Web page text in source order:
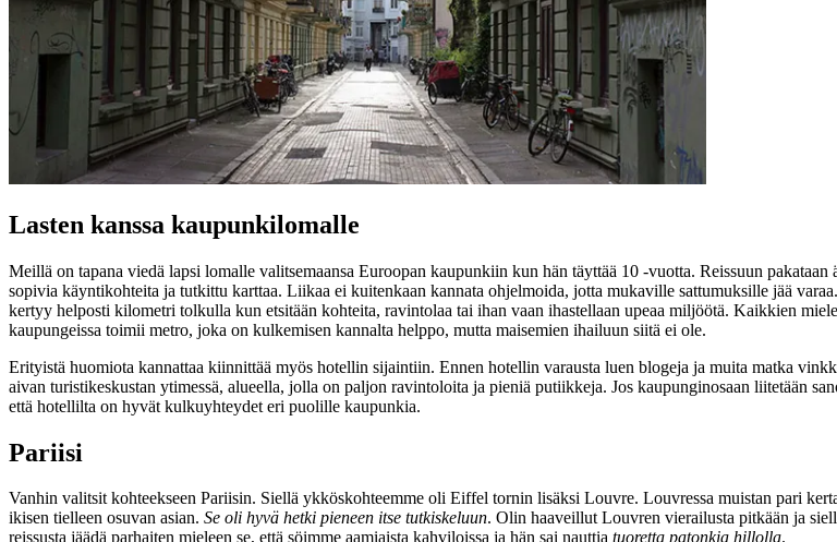
Lasten kanssa kaupunkilomalle
Meillä on tapana viedä lapsi lomalle valitsemaansa Euroopan kaupunkiin kun hän täyttää 10 -vuotta. Reissuun
sopivia käyntikohteita ja tutkittu karttaa. Liikaa ei kuitenkaan kannata ohjelmoida, jotta mukaville sattumuksille jää
kertyy helposti kilometri tolkulla kun etsitään kohteita, ravintolaa tai ihan vaan ihastellaan upeaa miljöötä. Kaikkien
kaupungeissa toimii metro, joka on kulkemisen kannalta helppo, mutta maisemien ihailuun siitä ei ole.
Erityistä huomiota kannattaa kiinnittää myös hotellin sijaintiin. Ennen hotellin varausta luen blogeja ja muita matka
aivan turistikeskustan ytimessä, alueella, jolla on paljon ravintoloita ja pieniä putiikkeja. Jos kaupunginosaan liitetään
että hotellilta on hyvät kulkuyhteydet eri puolille kaupunkia.
Pariisi
Vanhin valitsit kohteekseen Pariisin. Siellä ykköskohteemme oli Eiffel tornin lisäksi Louvre. Louvressa muistan pari
ikisen tielleen osuvan asian. Se oli hyvä hetki pieneen itse tutkiskeluun. Olin haaveillut Louvren vierailusta pitkään ja
reissusta jäädä parhaiten mieleen se, että söimme aamiaista kahviloissa ja hän sai nauttia tuoretta patonkia hillolla.